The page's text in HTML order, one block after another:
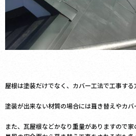
屋根は塗装だけでなく、カバー工法で工事する
塗装が出来ない材質の場合には葺き替えやカバ
また、瓦屋根などかなり重量がありますので